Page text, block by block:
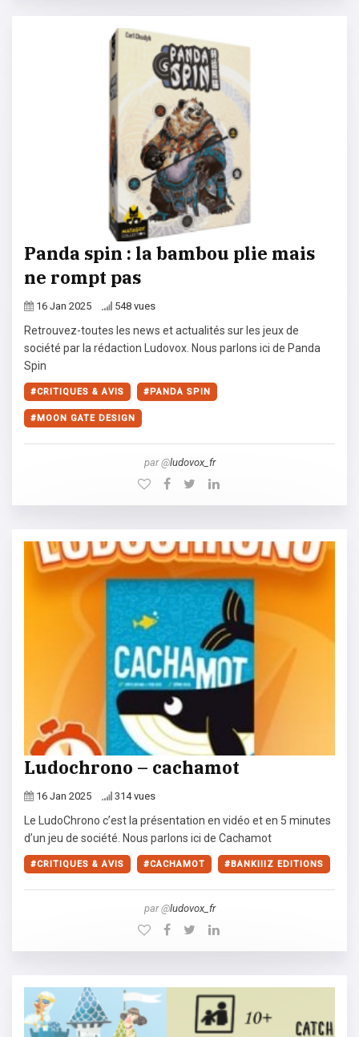
Panda spin : la bambou plie mais
ne rompt pas
16 Jan 2025 548 vues
Retrouvez-toutes les news et actualités sur les jeux de
société par la rédaction Ludovox. Nous parlons ici de Panda
Spin
CRITIQUES & AVIS PANDA SPIN
MOON GATE DESIGN
par @ludovox_fr
Ludochrono – cachamot
16 Jan 2025 314 vues
Le LudoChrono c’est la présentation en vidéo et en 5 minutes
d’un jeu de société. Nous parlons ici de Cachamot
CRITIQUES & AVIS CACHAMOT BANKIIIZ EDITIONS
par @ludovox_fr